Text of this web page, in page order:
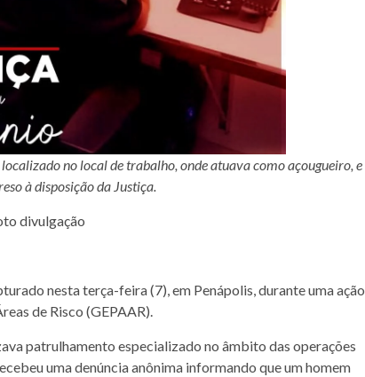
no local de trabalho, onde atuava como açougueiro, e
à disposição da Justiça.
divulgação
nesta terça-feira (7), em Penápolis, durante uma ação
de Risco (GEPAAR).
patrulhamento especializado no âmbito das operações
uma denúncia anônima informando que um homem